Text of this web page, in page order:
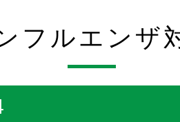
フルエンザ